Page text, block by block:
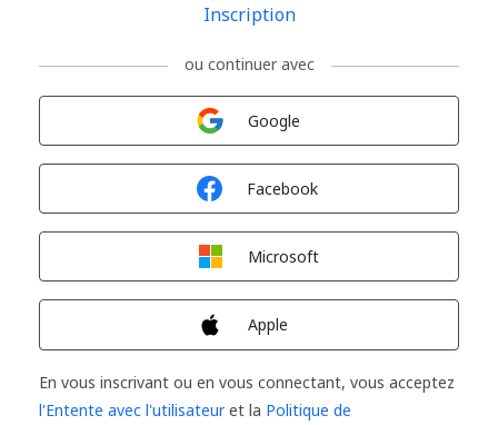
Inscription
ou continuer avec
Google
Facebook
Microsoft
Apple
En vous inscrivant ou en vous connectant, vous acceptez
l'Entente avec l'utilisateuret la Politique de